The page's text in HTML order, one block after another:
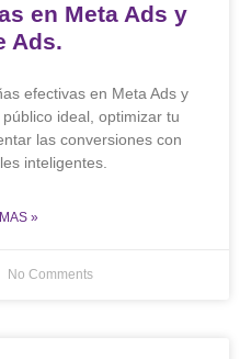
en Meta Ads y
Ads.
efectivas en Meta Ads y
ideal, optimizar tu
las conversiones con
inteligentes.
»
No Comments